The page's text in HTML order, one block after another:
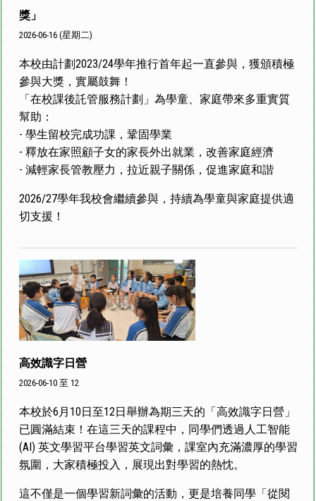
獎」
2026-06-16 (星期二)
本校由計劃2023/24學年推行首年起一直參與，獲頒積極
參與大獎，實屬鼓舞！
「在校課後託管服務計劃」為學童、家庭帶來多重實質
幫助：
- 學生留校完成功課，鞏固學業
- 釋放在家照顧子女的家長外出就業，改善家庭經濟
- 減輕家長管教壓力，拉近親子關係，促進家庭和諧
2026/27學年我校會繼續參與，持續為學童與家庭提供適
切支援！
高效識字日營
2026-06-10 至 12
本校於6月10日至12日舉辦為期三天的「高效識字日營」
已圓滿結束！在這三天的課程中，同學們透過人工智能
(AI) 英文學習平台學習英文詞彙，課室內充滿濃厚的學習
氛圍，大家積極投入，展現出對學習的熱忱。
這不僅是一個學習新詞彙的活動，更是培養同學「從閱